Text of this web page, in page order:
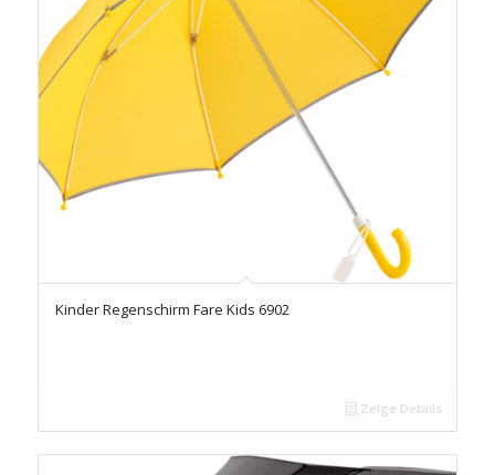
Kinder Regenschirm Fare Kids 6902
Zeige Details